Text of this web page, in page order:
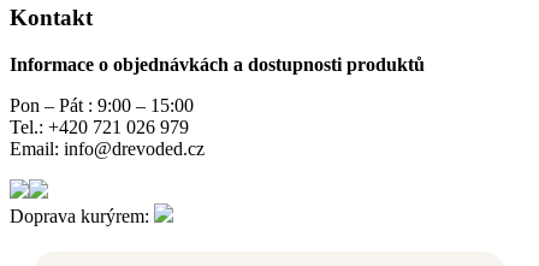
Kontakt
Informace o objednávkách a dostupnosti produktů
Pon – Pát : 9:00 – 15:00
Tel.: +420 721 026 979
Email: info@drevoded.cz
Doprava kurýrem: